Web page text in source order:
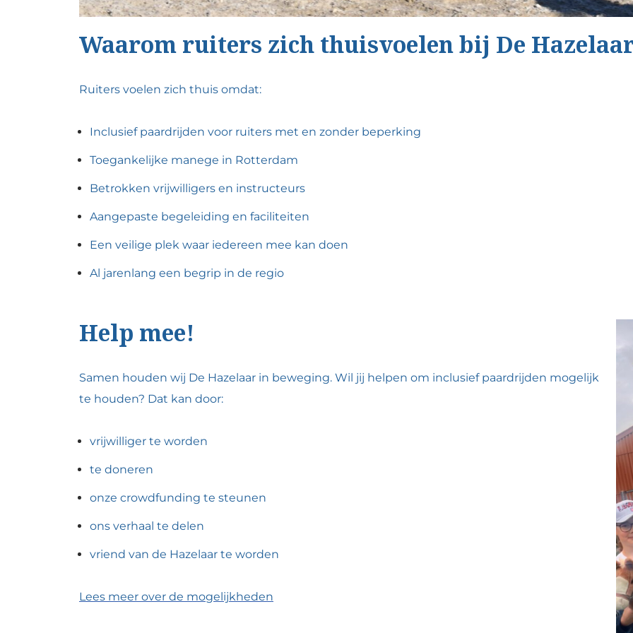
Waarom ruiters zich thuisvoelen bij De
Ruiters voelen zich thuis omdat:
Inclusief paardrijden voor ruiters met en zonder beperking
Toegankelijke manege in Rotterdam
Betrokken vrijwilligers en instructeurs
Aangepaste begeleiding en faciliteiten
Een veilige plek waar iedereen mee kan doen
Al jarenlang een begrip in de regio
Help mee!
Samen houden wij De Hazelaar in beweging. Wil jij helpen om inclusief paardrijden mogelijk
te houden? Dat kan door:
vrijwilliger te worden
te doneren
onze crowdfunding te steunen
ons verhaal te delen
vriend van de Hazelaar te worden
Lees meer over de mogelijkheden